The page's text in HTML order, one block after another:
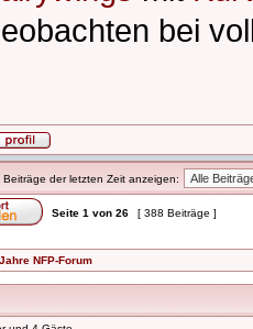
bei
Beiträge der letzten Zeit anzeigen:
Seite 1 von 26 [ 388 Beiträge ]
NFP-Forum